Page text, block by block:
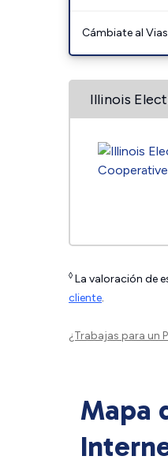
Cámbiate al
Illinois
◊ La valoración de
cliente.
¿Trabajas para un
Mapa